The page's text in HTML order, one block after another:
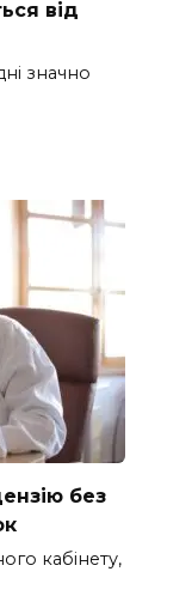
від
значно
без
кабінету,